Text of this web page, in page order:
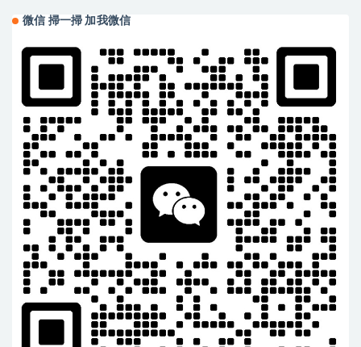
微信 掃一掃 加我微信